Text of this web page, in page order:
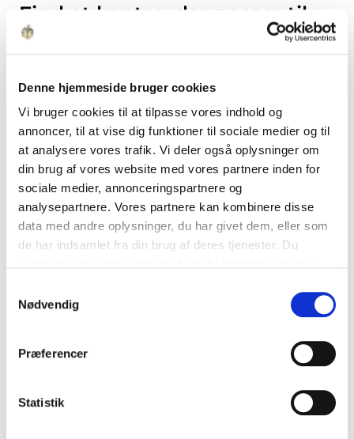
Denne hjemmeside bruger cookies
Vi bruger cookies til at tilpasse vores indhold og
annoncer, til at vise dig funktioner til sociale medier og til
at analysere vores trafik. Vi deler også oplysninger om
din brug af vores website med vores partnere inden for
sociale medier, annonceringspartnere og
analysepartnere. Vores partnere kan kombinere disse
data med andre oplysninger, du har givet dem, eller som
de har indsamlet fra din brug af deres tjenester. Du
Nødvendig
Præferencer
Statistik
Find et kontor, der passer til
din virksomhed
områder, herunder Aarhus centrum, Katrinebjerg
og havneområderne. De varierer i udtryk og
indretning og tager udgangspunkt i den enkelte
bygning og dens kvaliteter.
Der findes både mindre og større lejemål med
forskellige planløsninger og rumlige
sammenhænge.
Kontorerne spænder fra mere klassiske
funktioner. Det giver mulighed for at indrette sig